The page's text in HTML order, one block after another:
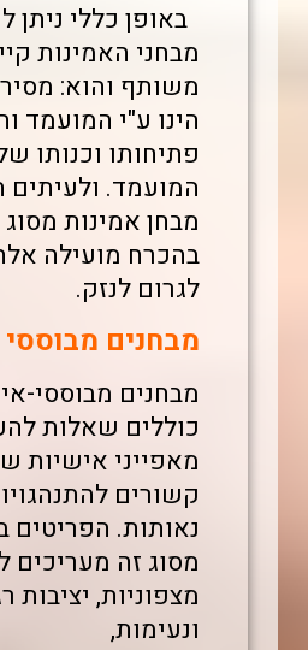
באופן כללי ניתן
מבחני האמינות
משותף והוא:
הינו ע"י המועמד
פתיחותו וכנותו
המועמד.
מבחן אמינות
בהכרח מועילה
לגרום לנזק.
מבחנים
מבחנים מבוססי-
כוללים שאלות
מאפייני אישיות
קשורים
נאותות. הפריטים
מסוג זה מעריכים
מצפוניות, יציבות
ונעימות,